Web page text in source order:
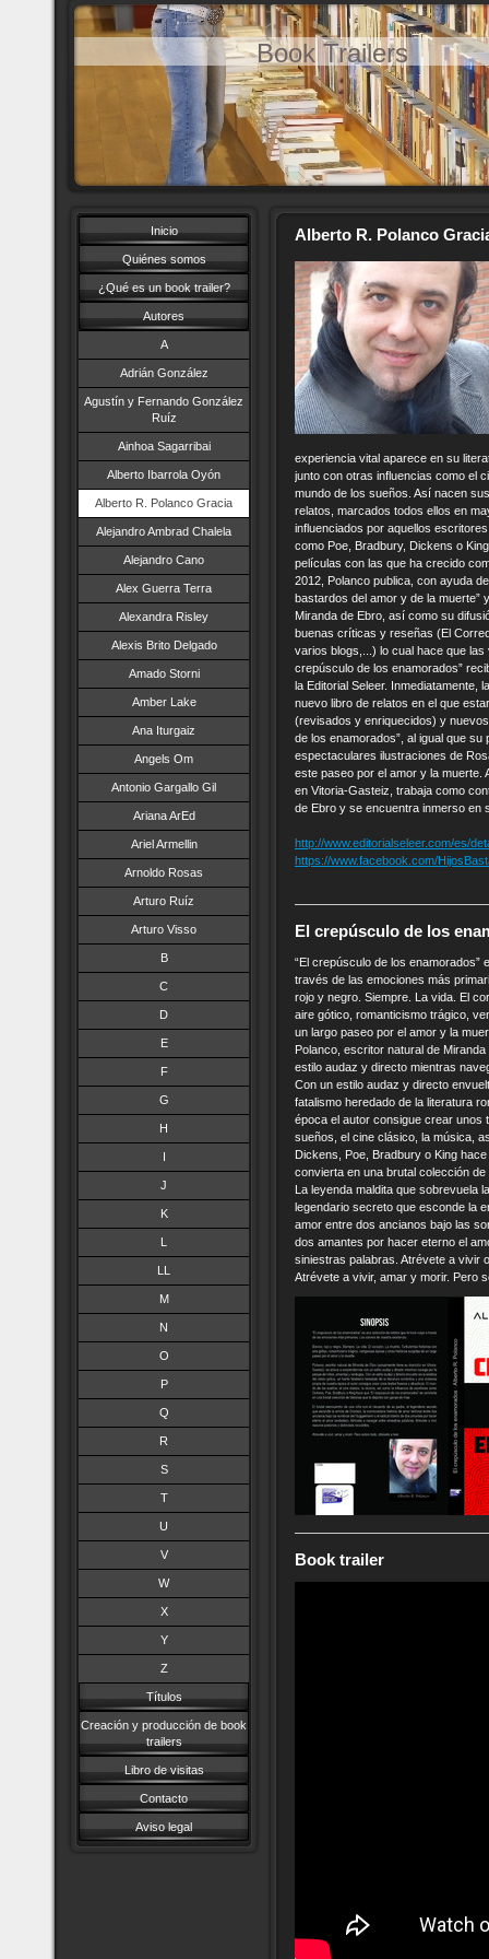
Book Trailers
Inicio
Quiénes somos
¿Qué es un book trailer?
Autores
A
Adrián González
Agustín y Fernando González
Ruíz
Ainhoa Sagarribai
Alberto Ibarrola Oyón
Alberto R. Polanco Gracia
Alejandro Ambrad Chalela
Alejandro Cano
Alex Guerra Terra
Alexandra Risley
Alexis Brito Delgado
Amado Storni
Amber Lake
Ana Iturgaiz
Angels Om
Antonio Gargallo Gil
Ariana ArEd
Ariel Armellin
Arnoldo Rosas
Arturo Ruíz
Arturo Visso
B
C
D
E
F
G
H
I
J
K
L
LL
M
N
O
P
Q
R
S
T
U
V
W
X
Y
Z
Títulos
Creación y producción de book
trailers
Libro de visitas
Contacto
Aviso legal
Alberto R. Polanco
experiencia vital aparece en su
junto con otras influencias como el
mundo de los sueños. Así nacen
relatos, marcados todos ellos en
influenciados por aquellos
como Poe, Bradbury, Dickens o
películas con las que ha crecido
2012, Polanco publica, con ayuda
bastardos del amor y de la muerte”
Miranda de Ebro, así como su
buenas críticas y reseñas (El
varios blogs,...) lo cual hace que las
crepúsculo de los enamorados”
la Editorial Seleer. Inmediatamente,
nuevo libro de relatos en el que
(revisados y enriquecidos) y
de los enamorados”, al igual que
espectaculares ilustraciones de
este paseo por el amor y la muerte.
en Vitoria-Gasteiz, trabaja como
de Ebro y se encuentra inmerso en
http://www.editorialseleer.com/es/
https://www.facebook.com/
El crepúsculo de los
“El crepúsculo de los enamorados”
través de las emociones más
rojo y negro. Siempre. La vida. El
aire gótico, romanticismo trágico,
un largo paseo por el amor y la
Polanco, escritor natural de
estilo audaz y directo mientras
Con un estilo audaz y directo
fatalismo heredado de la literatura
época el autor consigue crear
sueños, el cine clásico, la música,
Dickens, Poe, Bradbury o King
convierta en una brutal colección
La leyenda maldita que sobrevuela
legendario secreto que esconde la
amor entre dos ancianos bajo las
dos amantes por hacer eterno el
siniestras palabras. Atrévete a vivir
Atrévete a vivir, amar y morir. Pero
Book trailer